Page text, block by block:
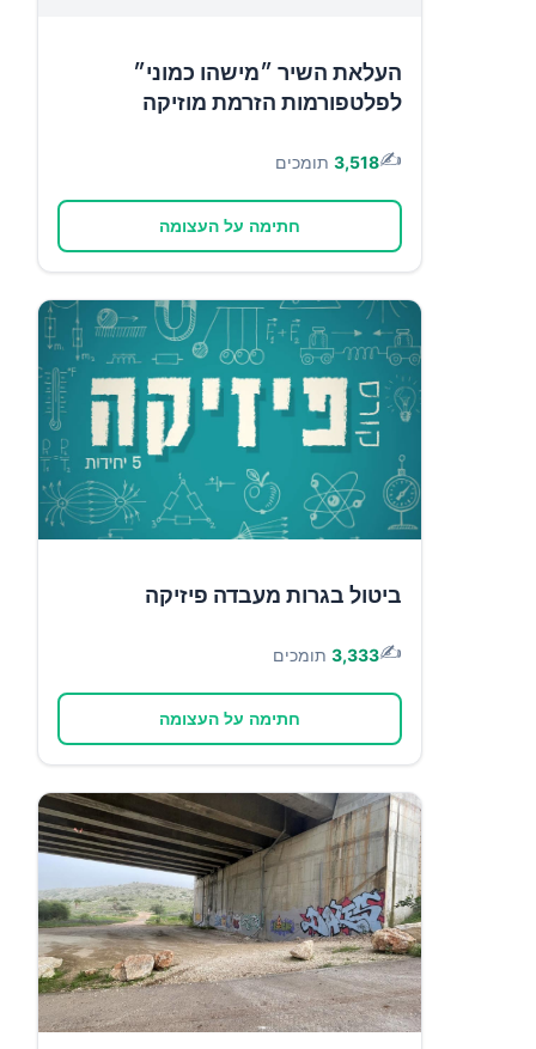
העלאת השיר ״מישהו כמוני״
לפלטפורמות הזרמת מוזיקה
✍️
3,518 תומכים
חתימה על העצומה
ביטול בגרות מעבדה פיזיקה
✍️
3,333 תומכים
חתימה על העצומה